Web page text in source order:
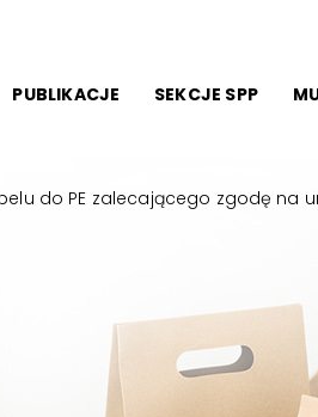
PUBLIKACJE SEKCJE SPP
do PE zalecającego zgodę na